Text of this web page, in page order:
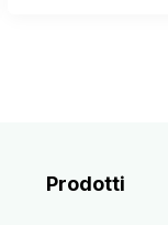
Prodotti